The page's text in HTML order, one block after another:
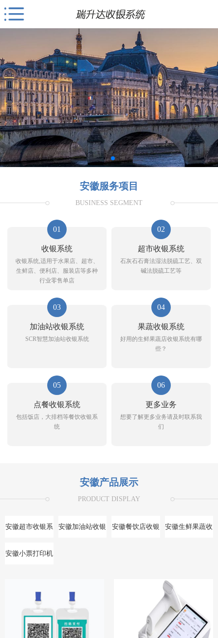
安徽服务项目
BUSINESS SEGMENT
01
收银系统
收银系统,适用于水果店、超市、
生鲜店、便利店、服装店等多种
行业零售单店
02
超市收银系统
石灰石石膏法湿法脱硫工艺、双
碱法脱硫工艺等
03
加油站收银系统
SCR智慧加油站收银系统
04
果蔬收银系统
好用的生鲜果蔬店收银系统有哪
些？
05
点餐收银系统
包括饭店，大排档等餐饮收银系
统
06
更多业务
想要了解更多业务请及时联系我
们
安徽产品展示
PRODUCT DISPLAY
安徽超市收银系
统
安徽加油站收银 安徽餐饮店收银 安徽生鲜果蔬收
安徽小票打印机